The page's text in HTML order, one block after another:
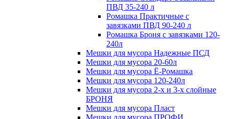
ПВД 35-240 л
Ромашка Практичные с
завязками ПВД 90-240 л
Ромашка Броня с завязками 120-
240л
Мешки для мусора Надежные ПСД
Мешки для мусора 20-60л
Мешки для мусора Ё-Ромашка
Мешки для мусора 120-240л
Мешки для мусора 2-х и 3-х слойные
БРОНЯ
Мешки для мусора Пласт
Мешки для мусора ПРОФИ